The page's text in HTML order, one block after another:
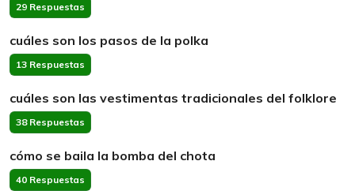
29 Respuestas
cuáles son los pasos de la polka
13 Respuestas
cuáles son las vestimentas tradicionales del folklore
38 Respuestas
cómo se baila la bomba del chota
40 Respuestas